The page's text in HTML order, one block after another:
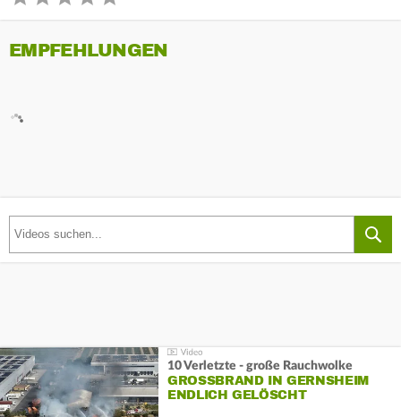
EMPFEHLUNGEN
10 Verletzte - große Rauchwolke
GROSSBRAND IN GERNSHEIM E
NDLICH GELÖSCHT